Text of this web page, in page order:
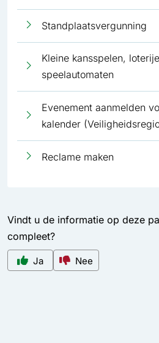
Standplaatsvergunning
Kleine kansspelen,
speelautomaten
Evenement aanmelden
kalender
Reclame maken
Vindt u de informatie op deze
compleet?
Ja Nee